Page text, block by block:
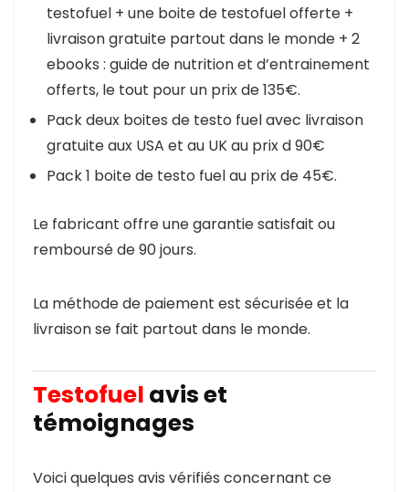
testofuel + une boite de testofuel offerte +
livraison gratuite partout dans le monde + 2
ebooks : guide de nutrition et d’entrainement
offerts, le tout pour un prix de 135€.
Pack deux boites de testo fuel avec livraison
gratuite aux USA et au UK au prix d 90€
Pack 1 boite de testo fuel au prix de 45€.
Le fabricant offre une garantie satisfait ou
remboursé de 90 jours.
La méthode de paiement est sécurisée et la
livraison se fait partout dans le monde.
Testofuel avis et
témoignages
Voici quelques avis vérifiés concernant ce